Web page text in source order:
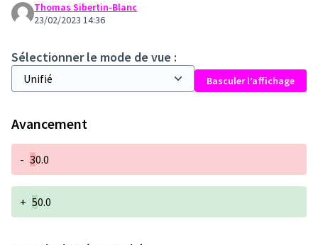
Thomas Sibertin-Blanc
23/02/2023 14:36
Sélectionner le mode de vue :
Basculer l’affichage
Avancement
- 30.0
+ 50.0